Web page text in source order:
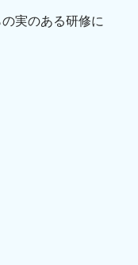
実のある研修に